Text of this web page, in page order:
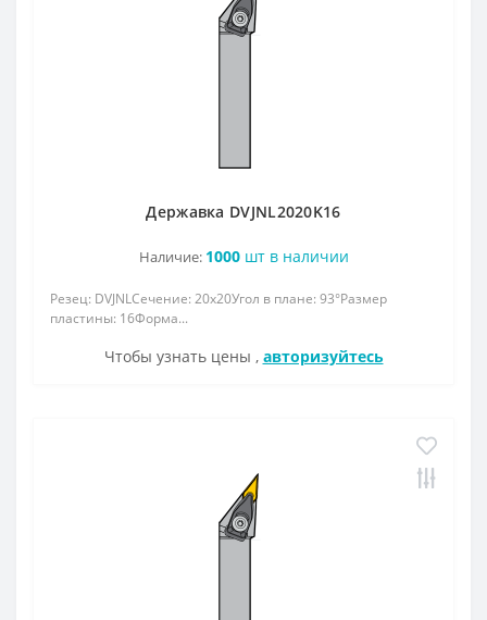
Державка DVJNL2020K16
Наличие: 1000шт в наличии
Резец: DVJNLСечение: 20x20Угол в плане: 93°Размер
пластины: 16Форма...
Чтобы узнать цены , авторизуйтесь